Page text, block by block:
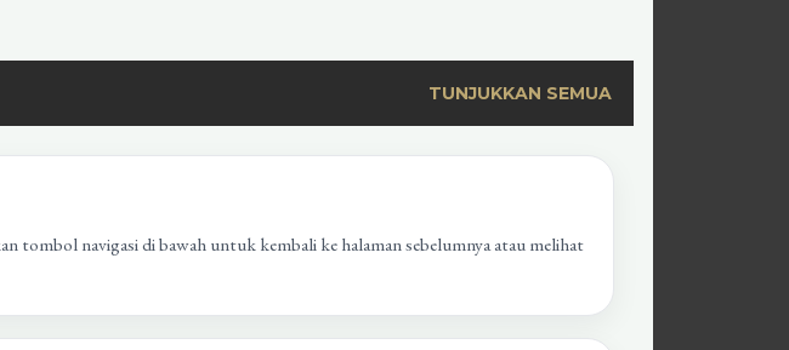
TUNJUKKAN SEMUA
navigasi di bawah untuk kembali ke halaman sebelumnya atau melihat